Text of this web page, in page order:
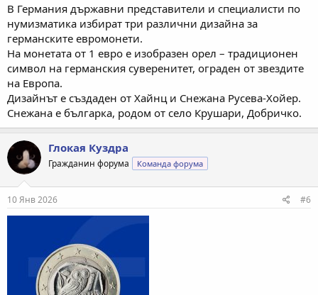
В Германия държавни представители и специалисти по
нумизматика избират три различни дизайна за
германските евромонети.
На монетата от 1 евро е изобразен орел – традиционен
символ на германския суверенитет, ограден от звездите
на Европа.
Дизайнът е създаден от Хайнц и Снежана Русева-Хойер.
Снежана е българка, родом от село Крушари, Добричко.
Глокая Куздра
Гражданин форума Команда форума
10 Янв 2026 #6